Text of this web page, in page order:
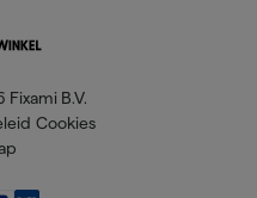
B.V.
Cookies